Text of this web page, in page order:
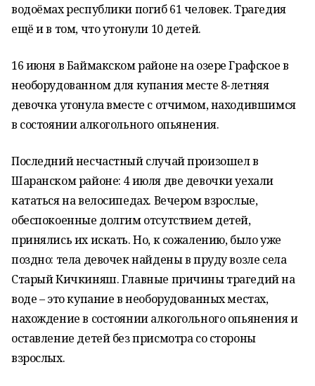
водоёмах республики погиб 61 человек. Трагедия
ещё и в том, что утонули 10 детей.
16 июня в Баймакском районе на озере Графское в
необорудованном для купания месте 8-летняя
девочка утонула вместе с отчимом, находившимся
в состоянии алкогольного опьянения.
Последний несчастный случай произошел в
Шаранском районе: 4 июля две девочки уехали
кататься на велосипедах. Вечером взрослые,
обеспокоенные долгим отсутствием детей,
принялись их искать. Но, к сожалению, было уже
поздно: тела девочек найдены в пруду возле села
Старый Кичкиняш. Главные причины трагедий на
воде – это купание в необорудованных местах,
нахождение в состоянии алкогольного опьянения и
оставление детей без присмотра со стороны
взрослых.